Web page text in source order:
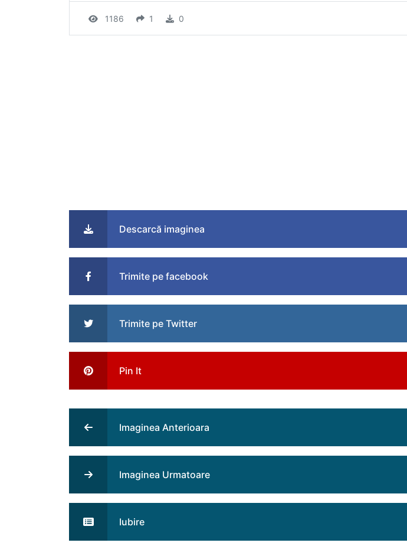
1186 1 0
Descarcă imaginea
Trimite pe facebook
Trimite pe Twitter
Pin It
Imaginea Anterioara
Imaginea Urmatoare
Iubire